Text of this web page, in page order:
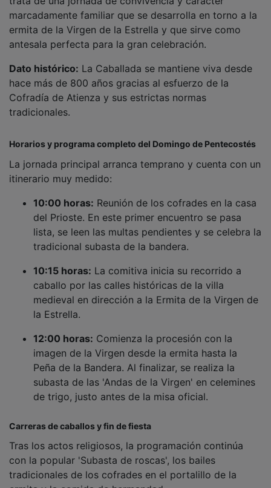
marcadamente familiar que se desarrolla en torno a la
ermita de la Virgen de la Estrella y que sirve como
antesala perfecta para la gran celebración.
hace más de 800 años gracias al esfuerzo de la
Cofradía de Atienza y sus estrictas normas
tradicionales.
itinerario muy medido:
del Prioste. En este primer encuentro se pasa
lista, se leen las multas pendientes y se celebra la
tradicional subasta de la bandera.
caballo por las calles históricas de la villa
medieval en dirección a la Ermita de la Virgen de
la Estrella.
imagen de la Virgen desde la ermita hasta la
Peña de la Bandera. Al finalizar, se realiza la
subasta de las 'Andas de la Virgen' en celemines
de trigo, justo antes de la misa oficial.
con la popular 'Subasta de roscas', los bailes
tradicionales de los cofrades en el portalillo de la
ermita y la comida de hermandad.